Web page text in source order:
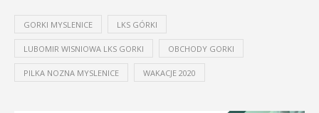
GORKI MYSLENICE LKS GÓRKI
LUBOMIR WISNIOWA LKS GORKI OBCHODY GORKI
PILKA NOZNA MYSLENICE WAKACJE 2020